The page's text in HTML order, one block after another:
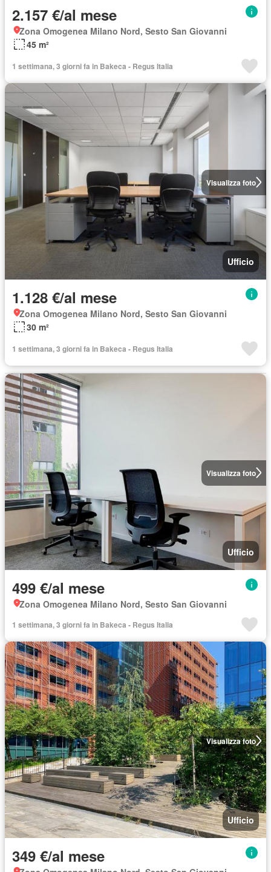
2.157 €/al mese
Zona Omogenea Milano Nord, Sesto San Giovanni
45 m²
1 settimana, 3 giorni fa in Bakeca - Regus Italia
Visualizza foto
Ufficio
1.128 €/al mese
Zona Omogenea Milano Nord, Sesto San Giovanni
30 m²
1 settimana, 3 giorni fa in Bakeca - Regus Italia
Visualizza foto
Ufficio
499 €/al mese
Zona Omogenea Milano Nord, Sesto San Giovanni
1 settimana, 3 giorni fa in Bakeca - Regus Italia
Visualizza foto
Ufficio
349 €/al mese